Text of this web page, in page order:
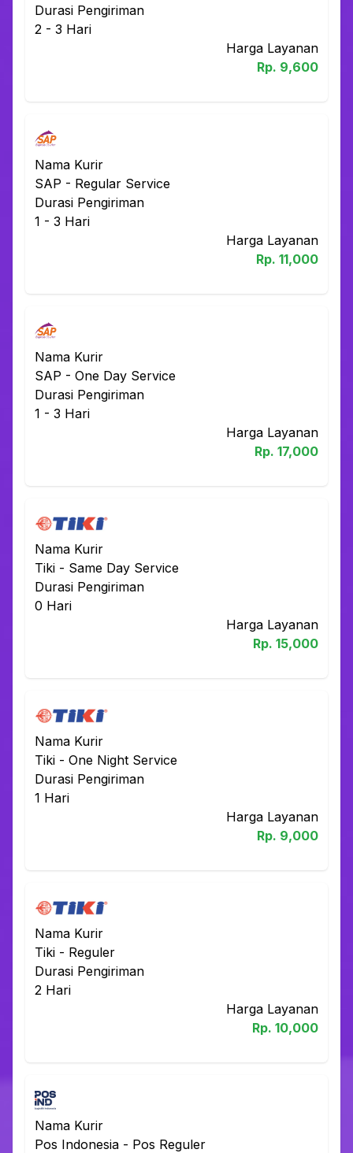
Durasi Pengiriman
2 - 3 Hari
Harga Layanan
Rp. 9,600
Nama Kurir
SAP - Regular Service
Durasi Pengiriman
1 - 3 Hari
Harga Layanan
Rp. 11,000
Nama Kurir
SAP - One Day Service
Durasi Pengiriman
1 - 3 Hari
Harga Layanan
Rp. 17,000
Nama Kurir
Tiki - Same Day Service
Durasi Pengiriman
0 Hari
Harga Layanan
Rp. 15,000
Nama Kurir
Tiki - One Night Service
Durasi Pengiriman
1 Hari
Harga Layanan
Rp. 9,000
Nama Kurir
Tiki - Reguler
Durasi Pengiriman
2 Hari
Harga Layanan
Rp. 10,000
Nama Kurir
Pos Indonesia - Pos Reguler